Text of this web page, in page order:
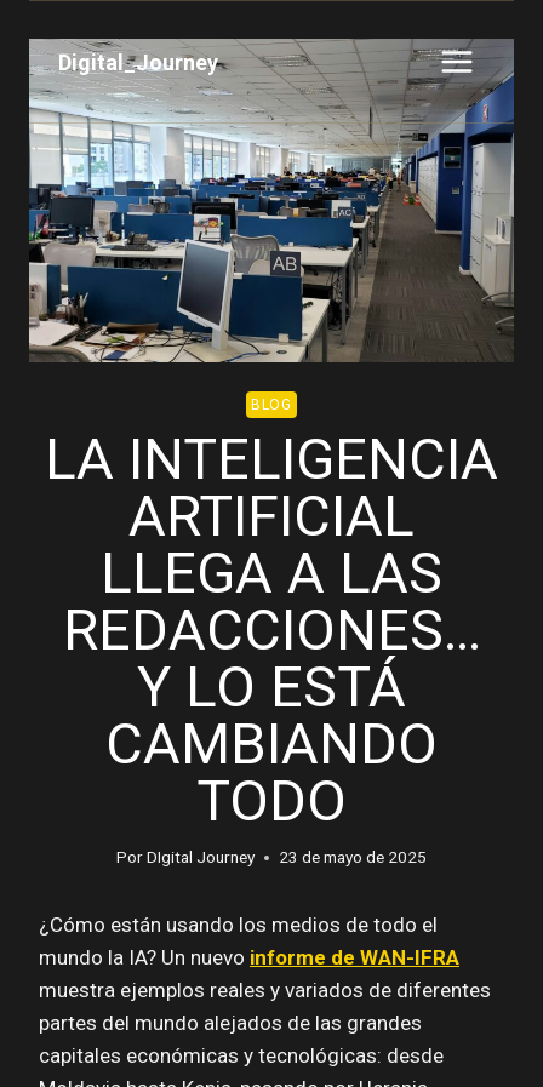
contenido
Digital_Journey
BLOG
LA INTELIGENCIA
ARTIFICIAL
LLEGA A LAS
REDACCIONES…
Y LO ESTÁ
CAMBIANDO
TODO
PorDIgital Journey 23 de mayo de 2025
¿Cómo están usando los medios de todo el
mundo la IA? Un nuevo informe de WAN-IFRA
muestra ejemplos reales y variados de diferentes
partes del mundo alejados de las grandes
capitales económicas y tecnológicas: desde